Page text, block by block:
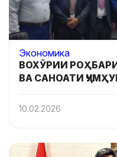
Экономика
ВОХӮРИИ
ВА САНОАТИ
10.02.2026